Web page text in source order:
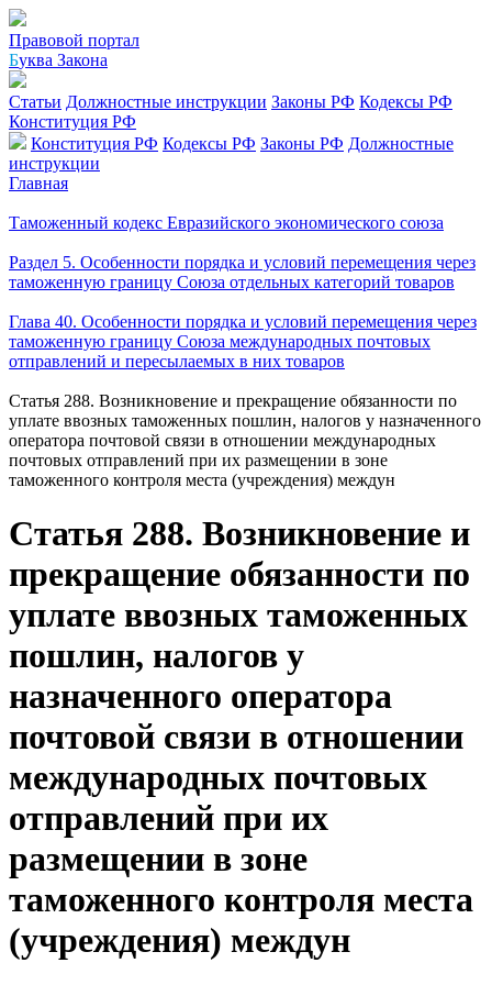
Правовой портал
Буква Закона
Статьи Должностные инструкции Законы РФ Кодексы РФ
Конституция РФ
Конституция РФ Кодексы РФ Законы РФ Должностные
инструкции
Главная
Таможенный кодекс Евразийского экономического союза
Раздел 5. Особенности порядка и условий перемещения через
таможенную границу Союза отдельных категорий товаров
Глава 40. Особенности порядка и условий перемещения через
таможенную границу Союза международных почтовых
отправлений и пересылаемых в них товаров
Статья 288. Возникновение и прекращение обязанности по
уплате ввозных таможенных пошлин, налогов у назначенного
оператора почтовой связи в отношении международных
почтовых отправлений при их размещении в зоне
таможенного контроля места (учреждения) междун
Статья 288. Возникновение и
прекращение обязанности по
уплате ввозных таможенных
пошлин, налогов у
назначенного оператора
почтовой связи в отношении
международных почтовых
отправлений при их
размещении в зоне
таможенного контроля места
(учреждения) междун